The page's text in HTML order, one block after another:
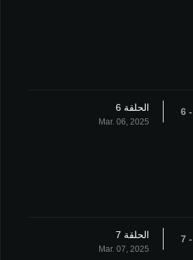
الحلقة 6
Mar. 06, 2025
الحلقة 7
Mar. 07, 2025